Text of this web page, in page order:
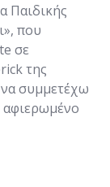
Παιδικής
που
σε
της
να συμμετέχω
αφιερωμένο